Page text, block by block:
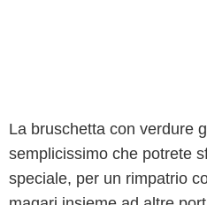
La bruschetta con verdure
semplicissimo che potrete
speciale, per un rimpatrio